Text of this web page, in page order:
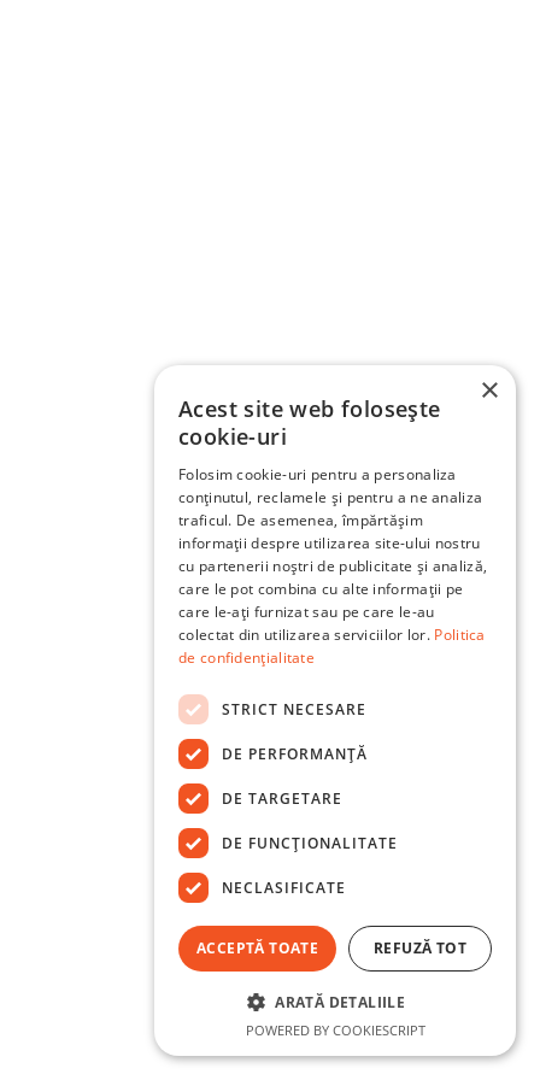
×
Acest site web folosește
cookie-uri
Folosim cookie-uri pentru a personaliza
conținutul, reclamele și pentru a ne analiza
traficul. De asemenea, împărtășim
informații despre utilizarea site-ului nostru
cu partenerii noștri de publicitate și analiză,
care le pot combina cu alte informații pe
care le-ați furnizat sau pe care le-au
colectat din utilizarea serviciilor lor. Politica
de confidențialitate
STRICT NECESARE
DE PERFORMANȚĂ
DE TARGETARE
DE FUNCŢIONALITATE
NECLASIFICATE
ACCEPTĂ TOATE REFUZĂ TOT
ARATĂ DETALIILE
POWERED BY COOKIESCRIPT